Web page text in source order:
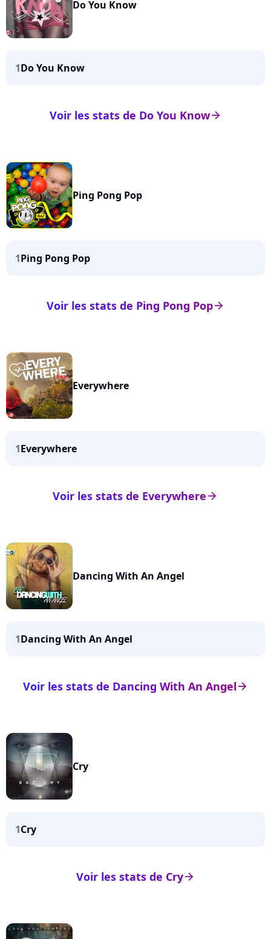
Do You Know
1Do You Know
arrow_right
Voir les stats de Do You Know
Ping Pong Pop
1Ping Pong Pop
arrow_right
Voir les stats de Ping Pong Pop
Everywhere
1Everywhere
arrow_right
Voir les stats de Everywhere
Dancing With An Angel
1Dancing With An Angel
arrow_right
Voir les stats de Dancing With An Angel
Cry
1Cry
arrow_right
Voir les stats de Cry